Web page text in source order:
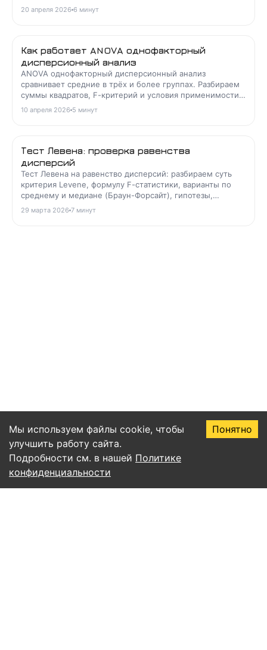
применять в t-тестах и доверительных интервалах.
20 апреля 2026 6 минут
Как работает ANOVA однофакторный
дисперсионный анализ
ANOVA однофакторный дисперсионный анализ
сравнивает средние в трёх и более группах. Разбираем
суммы квадратов, F-критерий и условия применимости
на примере с расчётом.
10 апреля 2026 5 минут
Тест Левена: проверка равенства
дисперсий
Тест Левена на равенство дисперсий: разбираем суть
критерия Levene, формулу F-статистики, варианты по
среднему и медиане (Браун-Форсайт), гипотезы,
степени свободы и частые ошибки интерпретации.
29 марта 2026 7 минут
Мы используем файлы cookie, чтобы
улучшить работу сайта.
Подробности см. в нашей Политике
конфиденциальности
Понятно